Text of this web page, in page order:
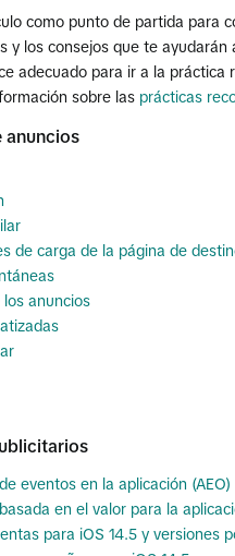
como punto de partida para
y los consejos que te ayudarán
adecuado para ir a la práctica
sobre las prácticas
anuncios
de carga de la página de
los anuncios
eventos en la aplicación (AEO)
en el valor para la
para iOS 14.5 y versiones